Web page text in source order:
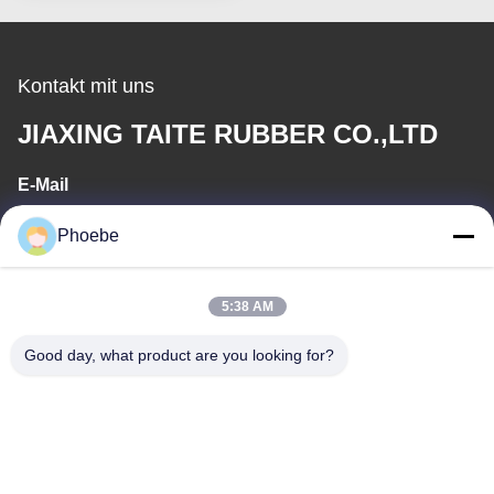
Kontakt mit uns
JIAXING TAITE RUBBER CO.,LTD
E-Mail
hn.lin@taite-track.com
Unsere Adresse
Phoebe
5:38 AM
Good day, what product are you looking for?